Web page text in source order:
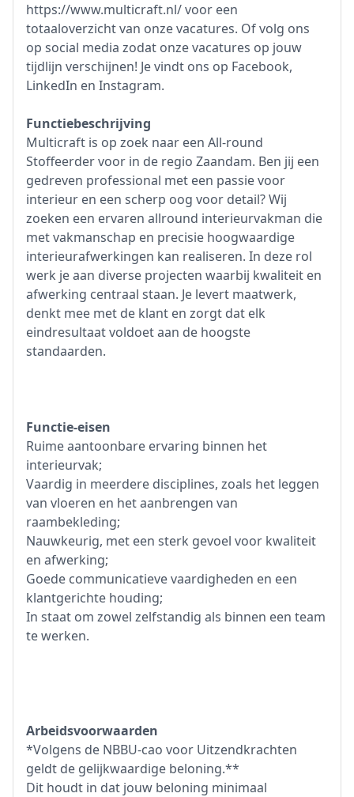
https://www.multicraft.nl/ voor een
totaaloverzicht van onze vacatures. Of volg ons
op social media zodat onze vacatures op jouw
tijdlijn verschijnen! Je vindt ons op Facebook,
LinkedIn en Instagram.
Functiebeschrijving
Multicraft is op zoek naar een All-round
Stoffeerder voor in de regio Zaandam. Ben jij een
gedreven professional met een passie voor
interieur en een scherp oog voor detail? Wij
zoeken een ervaren allround interieurvakman die
met vakmanschap en precisie hoogwaardige
interieurafwerkingen kan realiseren. In deze rol
werk je aan diverse projecten waarbij kwaliteit en
afwerking centraal staan. Je levert maatwerk,
denkt mee met de klant en zorgt dat elk
eindresultaat voldoet aan de hoogste
standaarden.
Functie-eisen
Ruime aantoonbare ervaring binnen het
interieurvak;
Vaardig in meerdere disciplines, zoals het leggen
van vloeren en het aanbrengen van
raambekleding;
Nauwkeurig, met een sterk gevoel voor kwaliteit
en afwerking;
Goede communicatieve vaardigheden en een
klantgerichte houding;
In staat om zowel zelfstandig als binnen een team
te werken.
Arbeidsvoorwaarden
*Volgens de NBBU-cao voor Uitzendkrachten
geldt de gelijkwaardige beloning.**
Dit houdt in dat jouw beloning minimaal